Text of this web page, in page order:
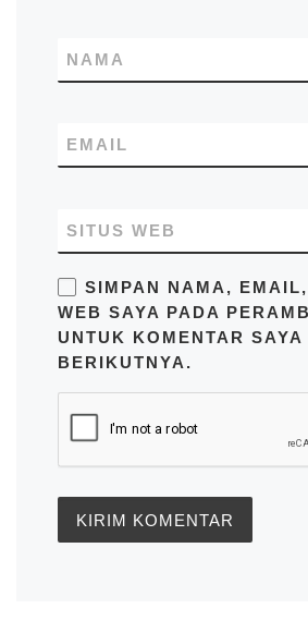
NAMA
EMAIL
SITUS WEB
SIMPAN NAMA,
WEB SAYA PADA
UNTUK KOMENTAR SAYA
BERIKUTNYA.